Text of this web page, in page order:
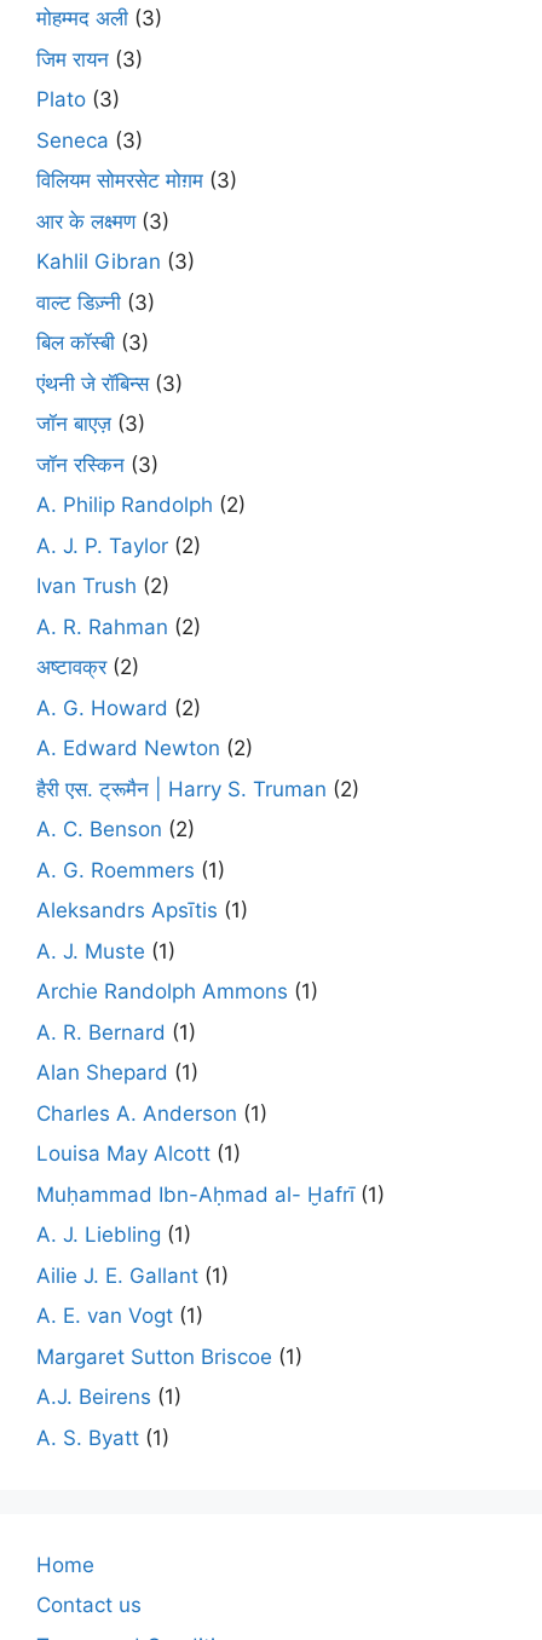
मोहम्मद अली (3)
जिम रायन (3)
Plato (3)
Seneca (3)
विलियम सोमरसेट मोग़म (3)
आर के लक्ष्मण(3)
Kahlil Gibran (3)
वाल्ट डिज़्नी (3)
बिल कॉस्बी (3)
एंथनी जे रॉबिन्स(3)
जॉन बाएज़ (3)
जॉन रस्किन (3)
A. Philip Randolph (2)
A. J. P. Taylor (2)
Ivan Trush (2)
A. R. Rahman (2)
अष्टावक्र(2)
A. G. Howard (2)
A. Edward Newton (2)
हैरी एस. ट्रूमैन | Harry S. Truman (2)
A. C. Benson (2)
A. G. Roemmers (1)
Aleksandrs Apsītis (1)
A. J. Muste (1)
Archie Randolph Ammons (1)
A. R. Bernard (1)
Alan Shepard (1)
Charles A. Anderson (1)
Louisa May Alcott (1)
Muḥammad Ibn-Aḥmad al- Ḫafrī(1)
A. J. Liebling (1)
Ailie J. E. Gallant (1)
A. E. van Vogt (1)
Margaret Sutton Briscoe (1)
A.J. Beirens (1)
A. S. Byatt (1)
Home
Contact us